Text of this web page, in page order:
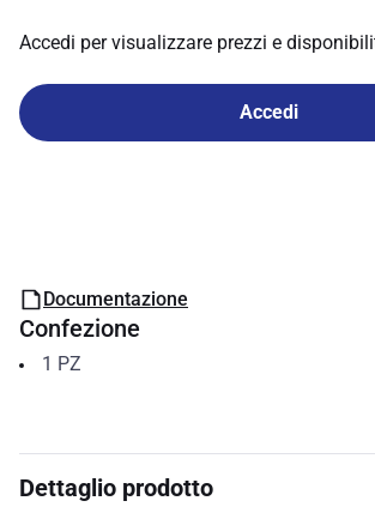
Accedi per visualizzare prezzi e
Accedi
Documentazione
Confezione
1 PZ
Dettaglio prodotto